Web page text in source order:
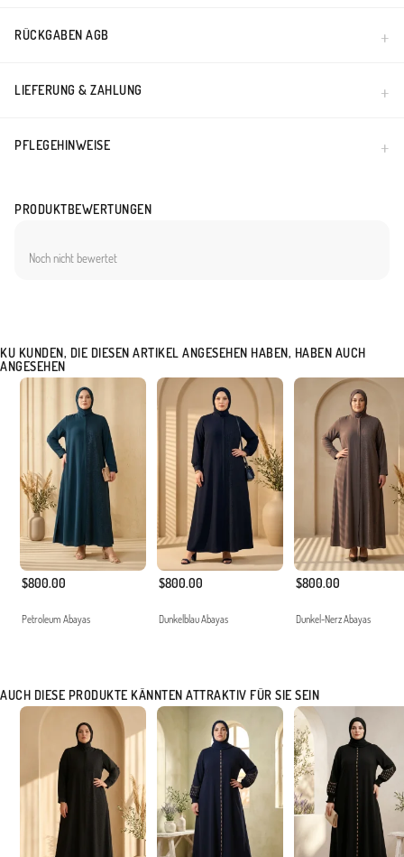
RÜCKGABEN AGB
LIEFERUNG & ZAHLUNG
PFLEGEHINWEISE
PRODUKTBEWERTUNGEN
Noch nicht bewertet
KU KUNDEN, DIE DIESEN ARTIKEL ANGESEHEN HABEN, HABEN AUCH
ANGESEHEN
$800.00
Petroleum Abayas
$800.00
Dunkelblau Abayas
$800.00
Dunkel-Nerz Abayas
AUCH DIESE PRODUKTE KÄNNTEN ATTRAKTIV FÜR SIE SEIN